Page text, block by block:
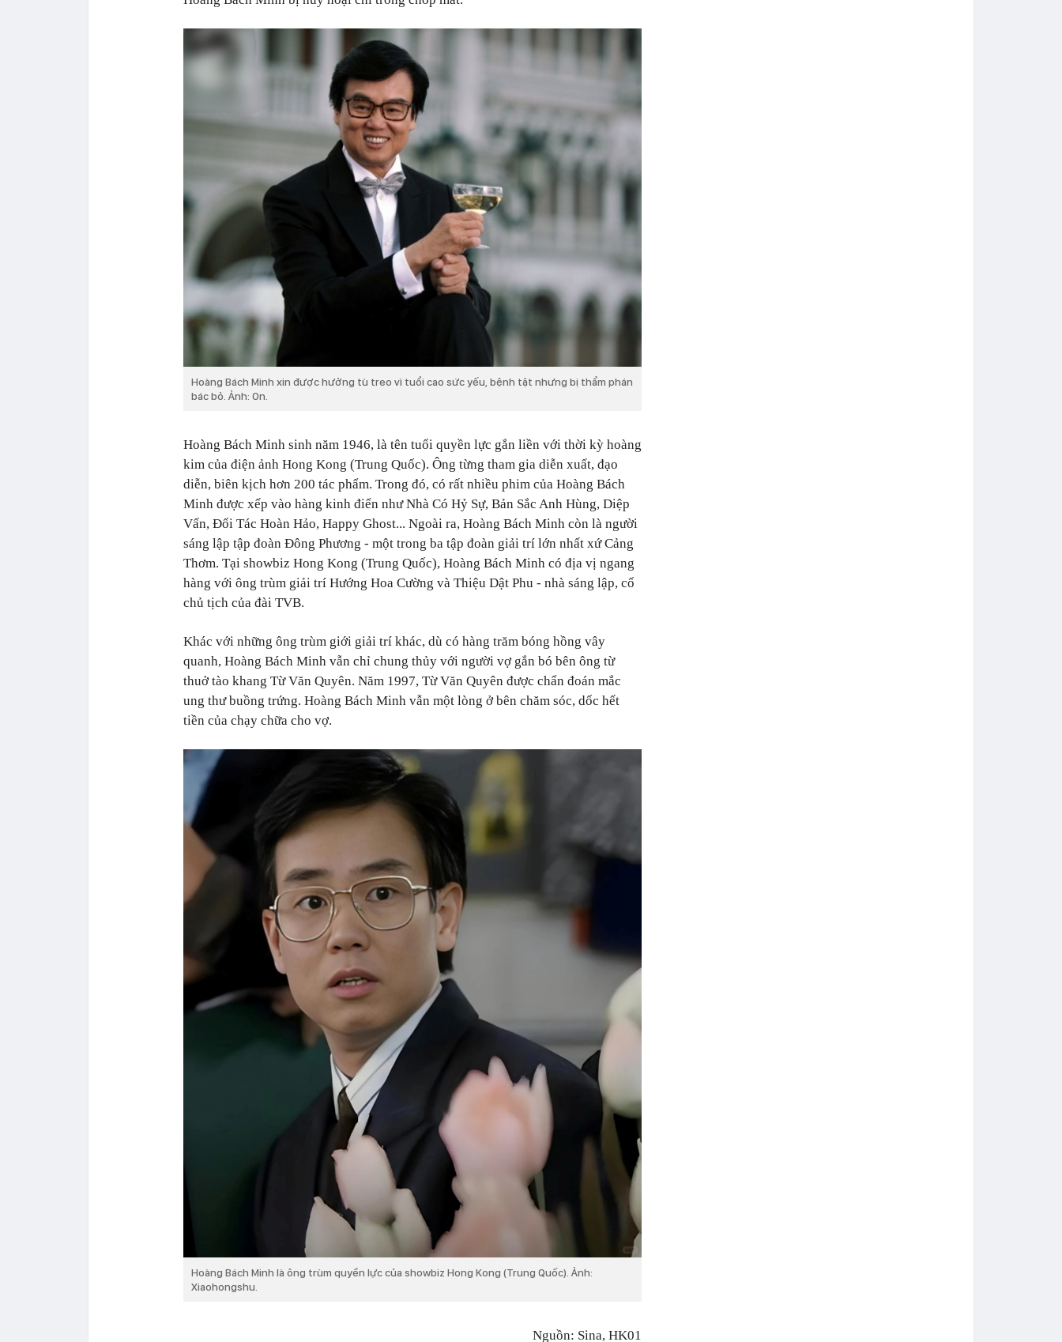
Hoàng Bách Minh xin được hưởng tù treo vì tuổi cao sức yếu, bệnh tật nhưng bị thẩm phán
bác bỏ. Ảnh: On.
Hoàng Bách Minh sinh năm 1946, là tên tuổi quyền lực gắn liền với thời kỳ hoàng
kim của điện ảnh Hong Kong (Trung Quốc). Ông từng tham gia diễn xuất, đạo
diễn, biên kịch hơn 200 tác phẩm. Trong đó, có rất nhiều phim của Hoàng Bách
Minh được xếp vào hàng kinh điển như Nhà Có Hỷ Sự, Bản Sắc Anh Hùng, Diệp
Vấn, Đối Tác Hoàn Hảo, Happy Ghost... Ngoài ra, Hoàng Bách Minh còn là người
sáng lập tập đoàn Đông Phương - một trong ba tập đoàn giải trí lớn nhất xứ Cảng
Thơm. Tại showbiz Hong Kong (Trung Quốc), Hoàng Bách Minh có địa vị ngang
hàng với ông trùm giải trí Hướng Hoa Cường và Thiệu Dật Phu - nhà sáng lập, cố
chủ tịch của đài TVB.
Khác với những ông trùm giới giải trí khác, dù có hàng trăm bóng hồng vây
quanh, Hoàng Bách Minh vẫn chỉ chung thủy với người vợ gắn bó bên ông từ
thuở tào khang Từ Văn Quyên. Năm 1997, Từ Văn Quyên được chẩn đoán mắc
ung thư buồng trứng. Hoàng Bách Minh vẫn một lòng ở bên chăm sóc, dốc hết
tiền của chạy chữa cho vợ.
Hoàng Bách Minh là ông trùm quyền lực của showbiz Hong Kong (Trung Quốc). Ảnh:
Xiaohongshu.
Nguồn: Sina, HK01